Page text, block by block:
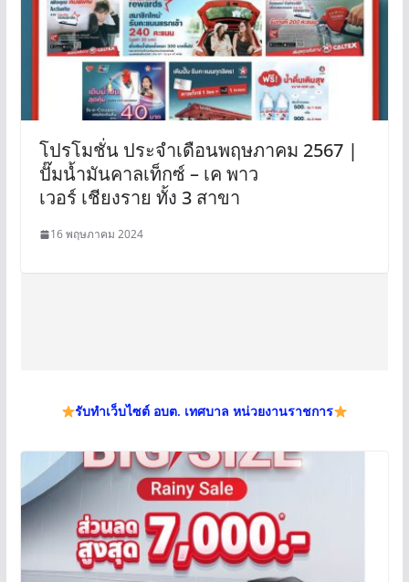
โปรโมชั่น ประจำเดือนพฤษภาคม 2567 |
ปั๊มน้ำมันคาลเท็กซ์ – เค พาว
เวอร์ เชียงราย ทั้ง 3 สาขา
16 พฤษภาคม 2024
รับทำเว็บไซต์ อบต. เทศบาล หน่วยงานราชการ